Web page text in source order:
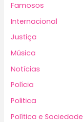
Famosos
Internacional
Justiça
Música
Notícias
Polícia
Politica
Política e Sociedade